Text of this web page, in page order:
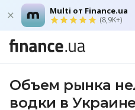
Multi от Finance.ua
(8,9K+)
Объем рынка
водки в